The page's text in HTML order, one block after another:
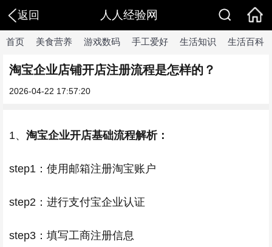
返回 人人经验网
首页 美食营养 游戏数码 手工爱好 生活知识 生活百科
淘宝企业店铺开店注册流程是怎样的？
2026-04-22 17:57:20
1、 淘宝企业开店基础流程解析：
step1：使用邮箱注册淘宝账户
step2：进行支付宝企业认证
step3：填写工商注册信息